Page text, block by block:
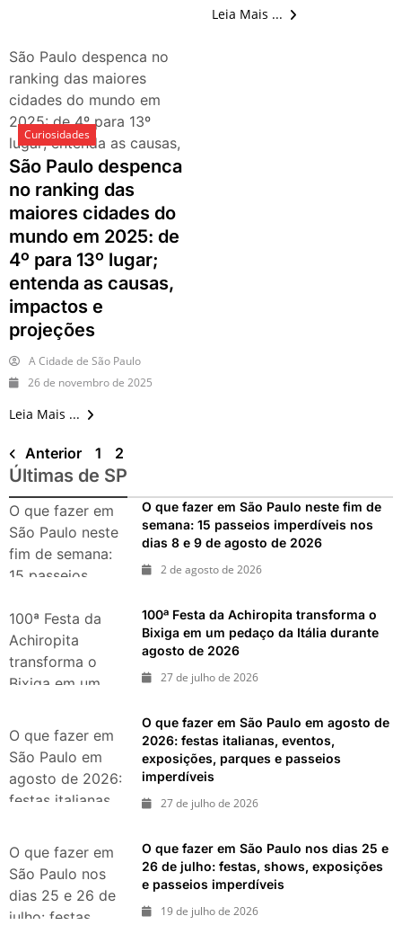
Leia Mais ...
São Paulo despenca no
ranking das maiores
cidades do mundo em
2025: de 4º para 13º
lugar; entenda as causas,
impactos e projeções
Curiosidades
São Paulo despenca
no ranking das
maiores cidades do
mundo em 2025: de
4º para 13º lugar;
entenda as causas,
impactos e
projeções
A Cidade de São Paulo
26 de novembro de 2025
Leia Mais ...
Anterior 1 2
Últimas de SP
O que fazer em
São Paulo neste
fim de semana:
15 passeios
dias 8 e 9 de
agosto de 2026
O que fazer em São Paulo neste fim de
semana: 15 passeios imperdíveis nos
dias 8 e 9 de agosto de 2026
2 de agosto de 2026
100ª Festa da
Achiropita
transforma o
Bixiga em um
durante agosto
de 2026
100ª Festa da Achiropita transforma o
Bixiga em um pedaço da Itália durante
agosto de 2026
27 de julho de 2026
O que fazer em
São Paulo em
agosto de 2026:
festas italianas,
exposições,
parques e
passeios
imperdíveis
O que fazer em São Paulo em agosto de
2026: festas italianas, eventos,
exposições, parques e passeios
imperdíveis
27 de julho de 2026
O que fazer em
São Paulo nos
dias 25 e 26 de
julho: festas,
O que fazer em São Paulo nos dias 25 e
26 de julho: festas, shows, exposições
e passeios imperdíveis
19 de julho de 2026